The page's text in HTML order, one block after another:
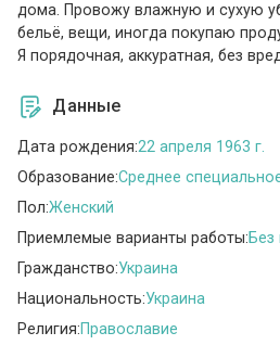
дома. Провожу влажную и сухую
бельё, вещи, иногда покупаю
Я порядочная, аккуратная, без
Данные
Дата рождения:22 апреля 1963 г.
Образование:Среднее
Пол:Женский
Приемлемые варианты работы:
Гражданство:Украина
Национальность:Украина
Религия:Православие